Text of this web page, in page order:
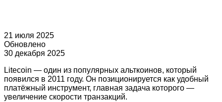
21 июля 2025
Обновлено
30 декабря 2025
Litecoin — один из популярных альткоинов, который
появился в 2011 году. Он позиционируется как удобный
платёжный инструмент, главная задача которого —
увеличение скорости транзакций.